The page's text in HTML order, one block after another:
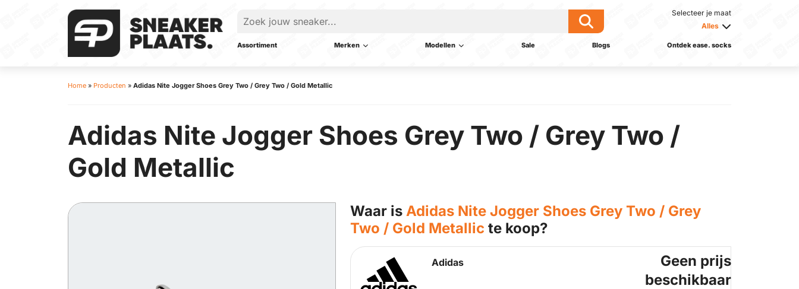
Selecteer je maat
Alles
Assortiment Merken Modellen Sale Blogs Ontdek ease. socks
Home » Producten » Adidas Nite Jogger Shoes Grey Two / Grey Two / Gold Metallic
Adidas Nite Jogger Shoes Grey Two / Grey Two /
Gold Metallic
Waar is Adidas Nite Jogger Shoes Grey Two / Grey
Two / Gold Metallic te koop?
Adidas
Geen prijs
beschikbaar